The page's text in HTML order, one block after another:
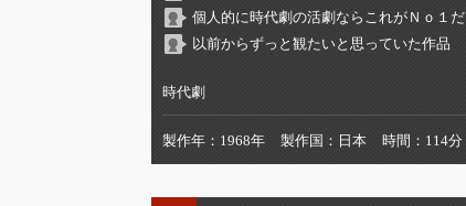
個人的に時代劇の活劇ならこれがＮｏ１だ
以前からずっと観たいと思っていた作品
時代劇
製作年 1968年 製作国 日本 時間 114分